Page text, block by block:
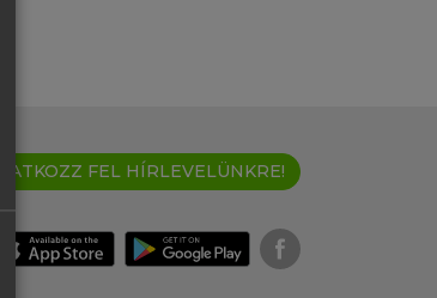
IRATKOZZ FEL HÍRLEVELÜNKRE!